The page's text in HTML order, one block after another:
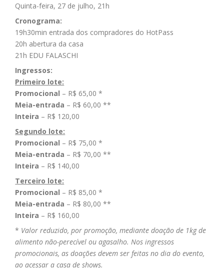
Quinta-feira, 27 de julho, 21h
Cronograma:
19h30min entrada dos compradores do HotPass
20h abertura da casa
21h EDU FALASCHI
Ingressos:
Primeiro lote:
Promocional – R$ 65,00 *
Meia-entrada – R$ 60,00 **
Inteira – R$ 120,00
Segundo lote:
Promocional – R$ 75,00 *
Meia-entrada – R$ 70,00 **
Inteira – R$ 140,00
Terceiro lote:
Promocional – R$ 85,00 *
Meia-entrada – R$ 80,00 **
Inteira – R$ 160,00
* Valor reduzido, por promoção, mediante doação de 1kg de
alimento não-perecível ou agasalho. Nos ingressos
promocionais, as doações devem ser feitas no dia do evento,
ao acessar a casa de shows.